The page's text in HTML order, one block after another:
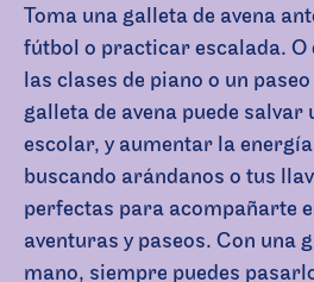
Toma una galleta de avena
fútbol o practicar escalada. O
las clases de piano o un
galleta de avena puede salvar
escolar, y aumentar la
buscando arándanos o tus
perfectas para acompañarte
aventuras y paseos. Con una
mano, siempre puedes